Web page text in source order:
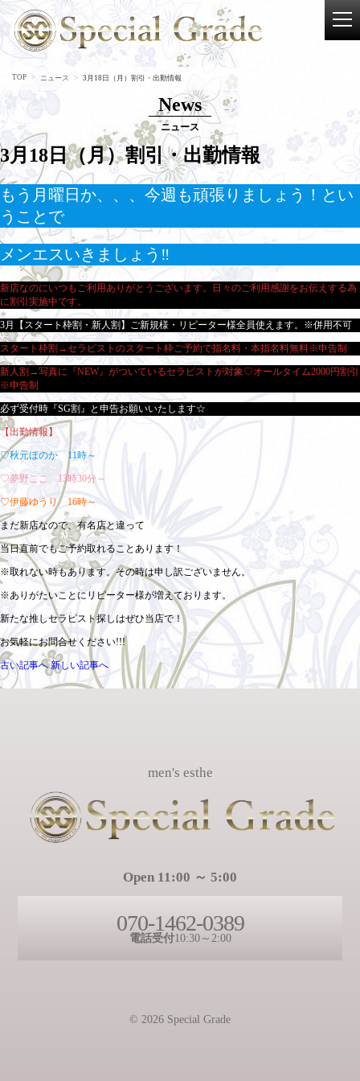
TOP ニュース 3月18日（月）割引・出勤情報
News
ニュース
3月18日（月）割引・出勤情報
もう月曜日か、、、今週も頑張りましょう！とい
うことで
メンエスいきましょう‼
新店なのにいつもご利用ありがとうございます。日々のご利用感謝をお伝えする為
に割引実施中です。
3月【スタート枠割・新人割】ご新規様・リピーター様全員使えます。※併用不可
スタート枠割→セラピストのスタート枠ご予約で指名料・本指名料無料※申告制
新人割→写真に『NEW』がついているセラピストが対象♡オールタイム2000円割引
※申告制
必ず受付時『SG割』と申告お願いいたします☆
【出勤情報】
♡秋元ほのか 11時～
♡夢野ここ 13時30分～
♡伊藤ゆうり 16時～
まだ新店なので、有名店と違って
当日直前でもご予約取れることあります！
※取れない時もあります。その時は申し訳ございません。
※ありがたいことにリピーター様が増えております。
新たな推しセラピスト探しはぜひ当店で！
お気軽にお問合せください!!!
古い記事へ 新しい記事へ
men's esthe
Open 11:00 ～ 5:00
070-1462-0389
電話受付10:30～2:00
© 2026 Special Grade